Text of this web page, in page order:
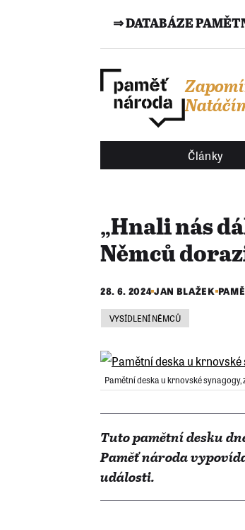
⇒ DATABÁZE
Články
„Hnali nás
Němců
28. 6. 2024 JAN BLAŽEK
VYSÍDLENÍ NĚMCŮ
Pamětní deska u krnovské synagogy,
Tuto pamětní desku
Paměť národa
události.